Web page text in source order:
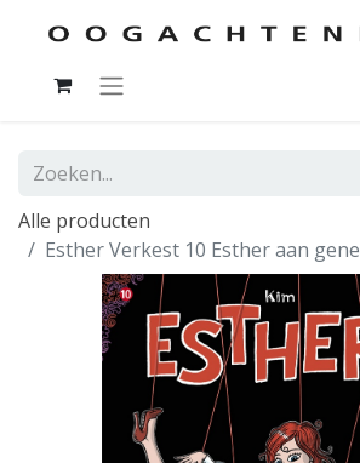
Alle producten
Esther Verkest 10 Esther aan